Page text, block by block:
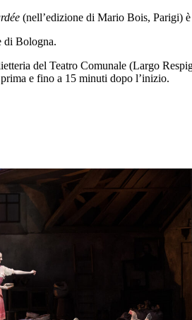
(nell’edizione di Mario Bois, Parigi) è
di Bologna.
del Teatro Comunale (Largo
e fino a 15 minuti dopo l’inizio.